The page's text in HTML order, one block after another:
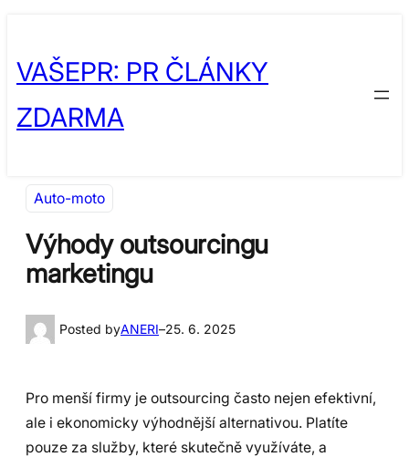
obsah
content
VAŠEPR: PR ČLÁNKY
ZDARMA
Auto-moto
Výhody outsourcingu
marketingu
Posted byANERI–25. 6. 2025
Pro menší firmy je outsourcing často nejen efektivní,
ale i ekonomicky výhodnější alternativou. Platíte
pouze za služby, které skutečně využíváte, a